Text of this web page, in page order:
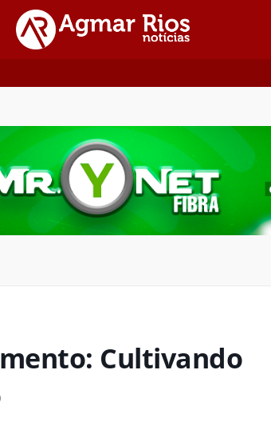
Cultivando